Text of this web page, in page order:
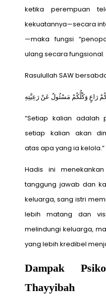
ketika perempuan
kekuatannya—secara
—maka fungsi
ulang secara fungsional.
Rasulullah SAW
رَاعٍ وَكُلُّكُمْ مَسْئُولٌ عَنْ رَعِيَّتِهِ
“Setiap kalian adalah
setiap kalian akan
atas apa yang ia kelola.”
Hadis ini
tanggung jawab dan
keluarga, sang istri
lebih matang dan
melindungi keluarga,
yang lebih kredibel
Dampak
Thayyibah